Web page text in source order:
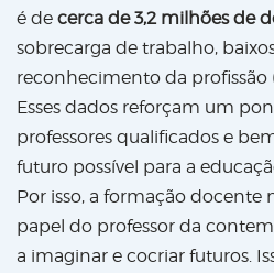
é de cerca de 3,2 milhões de
sobrecarga de trabalho,
reconhecimento da profissão
Esses dados reforçam um
professores qualificados e
futuro possível para a
Por isso, a formação docente
papel do professor da
a imaginar e cocriar futuros.